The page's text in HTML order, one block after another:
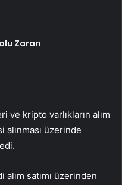
Zararı
ve kripto varlıkların alım
alınması üzerinde
satımı üzerinden